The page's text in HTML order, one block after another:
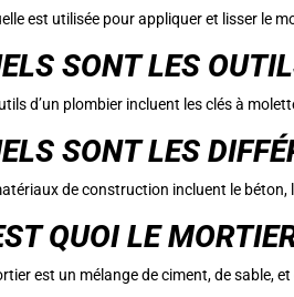
est utilisée pour appliquer et lisser le
SONT LES
d’un plombier incluent les clés à
SONT LES
de construction incluent le béton,
QUOI LE
est un mélange de ciment, de sable,